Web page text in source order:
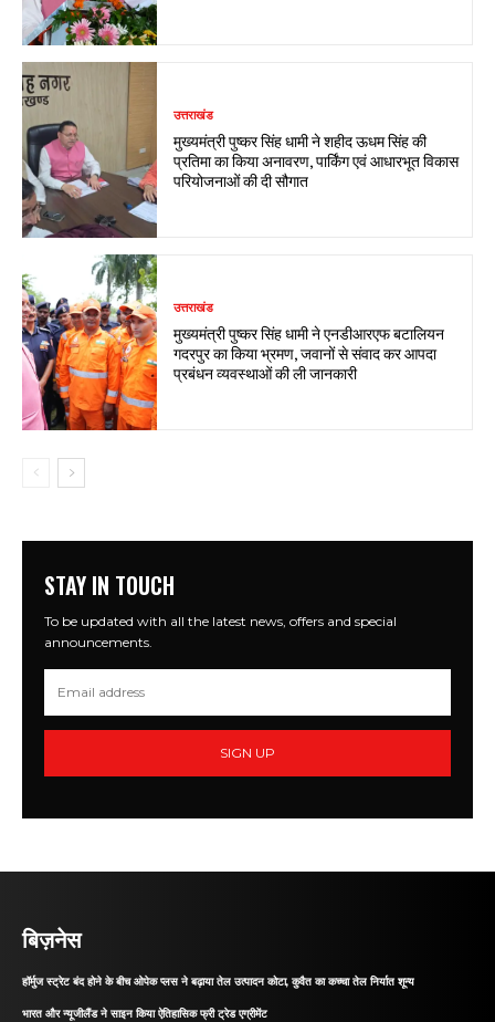
उत्तराखंड
मुख्यमंत्री पुष्कर सिंह धामी ने शहीद ऊधम सिंह की
प्रतिमा का किया अनावरण, पार्किंग एवं आधारभूत विकास
परियोजनाओं की दी सौगात
उत्तराखंड
मुख्यमंत्री पुष्कर सिंह धामी ने एनडीआरएफ बटालियन
गदरपुर का किया भ्रमण, जवानों से संवाद कर आपदा
प्रबंधन व्यवस्थाओं की ली जानकारी
STAY IN TOUCH
To be updated with all the latest news, offers and special
announcements.
SIGN UP
बिज़नेस
हॉर्मुज स्ट्रेट बंद होने के बीच ओपेक प्लस ने बढ़ाया तेल उत्पादन कोटा, कुवैत का कच्चा तेल निर्यात शून्य
भारत और न्यूजीलैंड ने साइन किया ऐतिहासिक फ्री ट्रेड एग्रीमेंट